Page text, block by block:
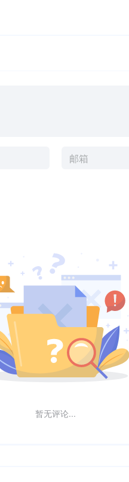
暂无评论...